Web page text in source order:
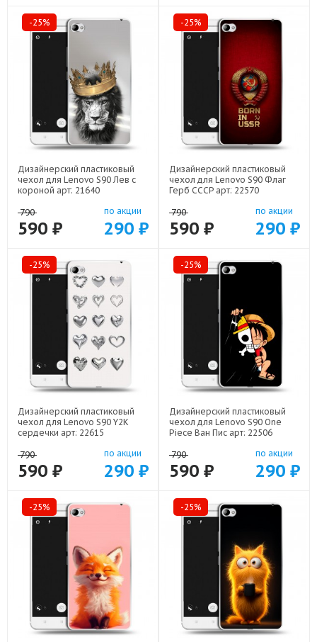
-25%
Дизайнерский пластиковый
чехол для Lenovo S90 Лев с
короной арт: 21640
790
590 ₽
по акции
290 ₽
-25%
Дизайнерский пластиковый
чехол для Lenovo S90 Флаг
Герб СССР арт: 22570
790
590 ₽
по акции
290 ₽
-25%
Дизайнерский пластиковый
чехол для Lenovo S90 Y2K
сердечки арт: 22615
790
590 ₽
по акции
290 ₽
-25%
Дизайнерский пластиковый
чехол для Lenovo S90 One
Piece Ван Пис арт: 22506
790
590 ₽
по акции
290 ₽
-25% -25%